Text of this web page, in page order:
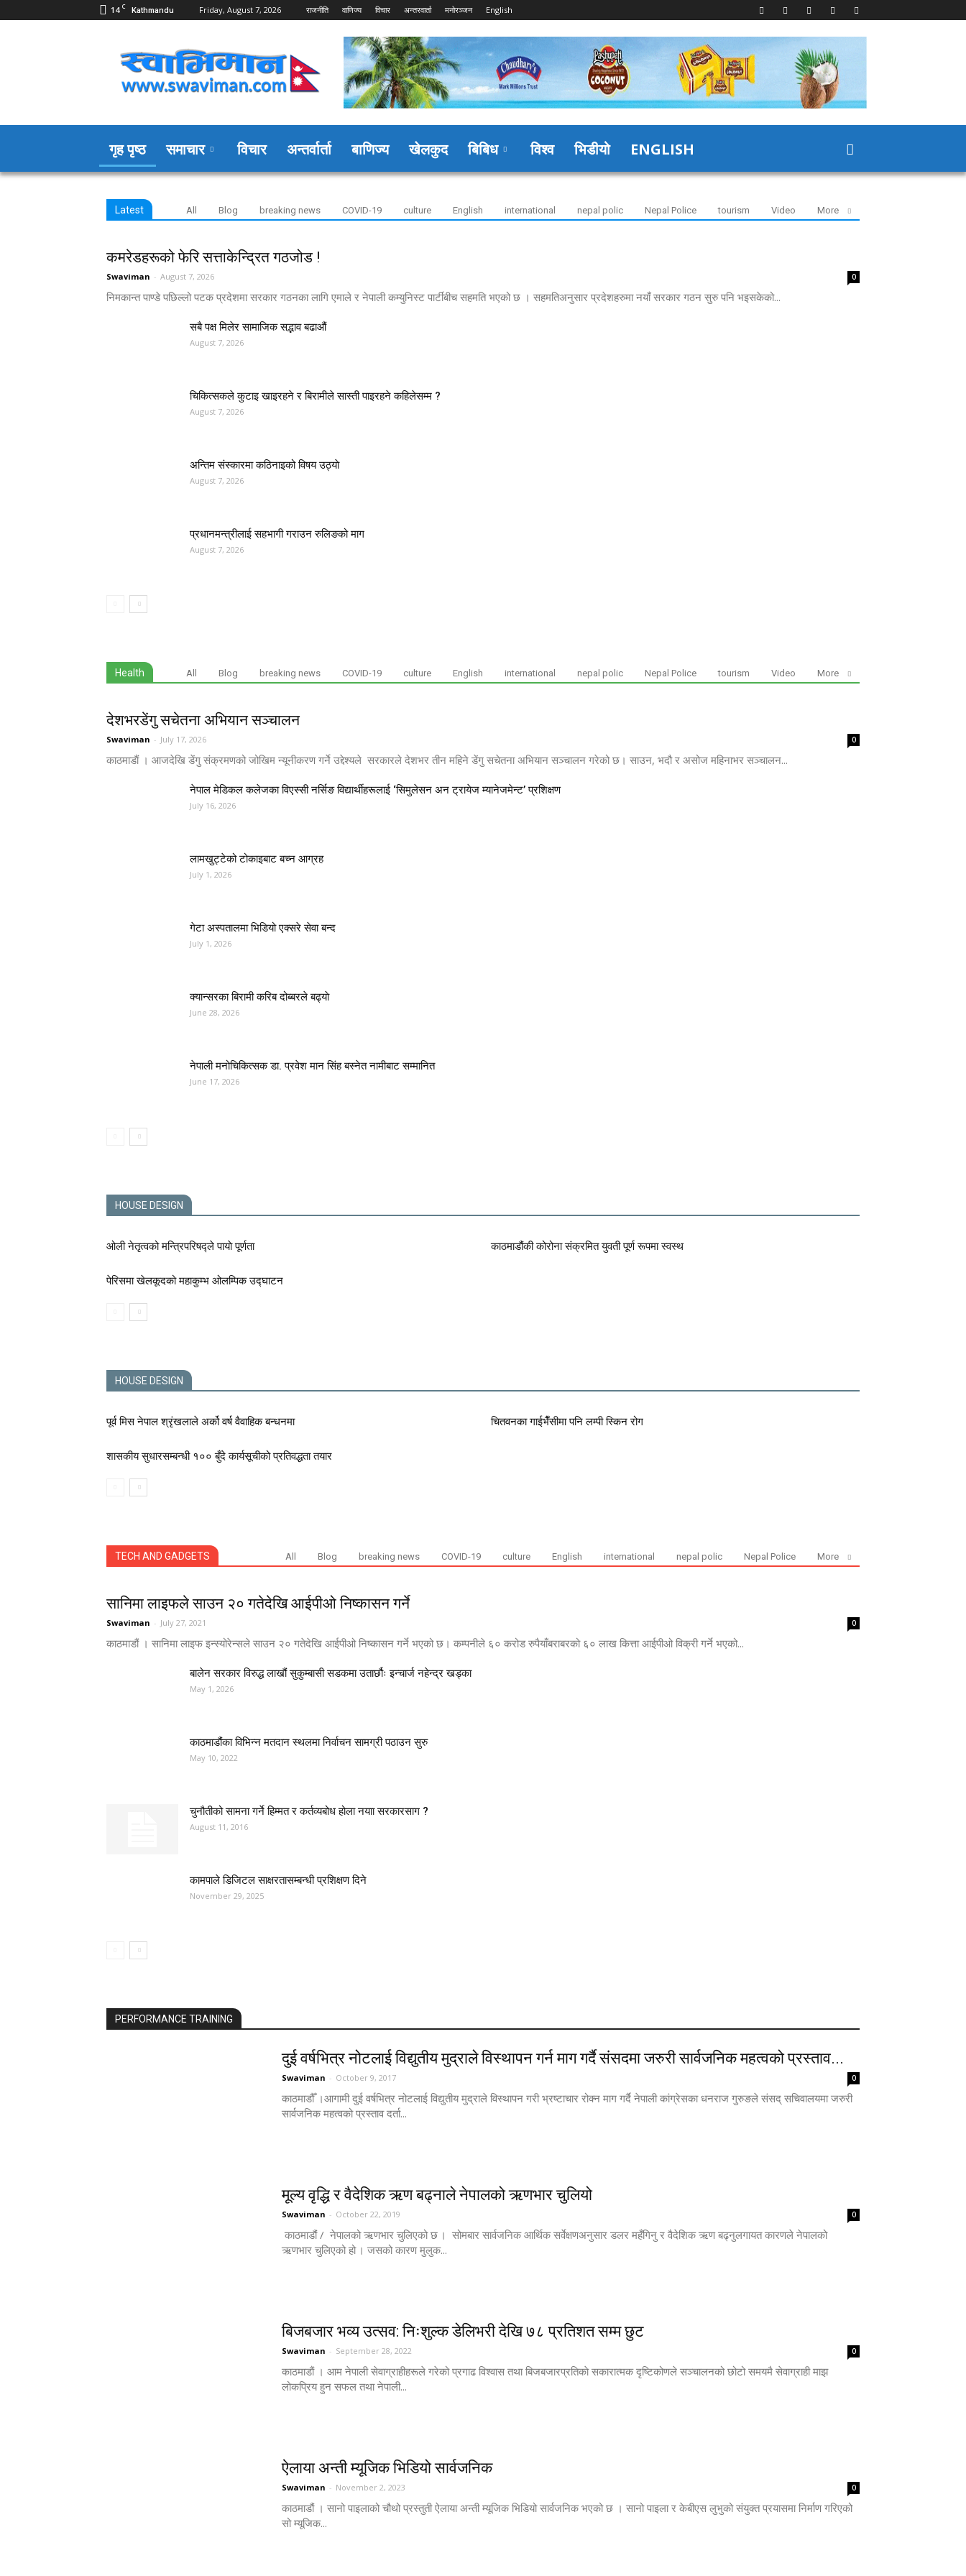
14 C Kathmandu Friday, August 7, 2026 राजनीति वाणिज्य विचार अन्तरवार्ता मनोरञ्जन English
Nepal
गृह पृष्ठ समाचार विचार अन्तर्वार्ता बाणिज्य खेलकुद बिबिध विश्व भिडीयो ENGLISH
Latest All Blog breaking news COVID-19 culture English international nepal polic Nepal Police tourism Video More
कमरेडहरूको फेरि सत्ताकेन्द्रित गठजोड !
Swaviman - August 7, 2026 0
निमकान्त पाण्डे पछिल्लो पटक प्रदेशमा सरकार गठनका लागि एमाले र नेपाली कम्युनिस्ट पार्टीबीच सहमति भएको छ । सहमतिअनुसार प्रदेशहरुमा नयाँ सरकार गठन सुरु पनि भइसकेको...
सबै पक्ष मिलेर सामाजिक सद्भाव बढाऔं
August 7, 2026
चिकित्सकले कुटाइ खाइरहने र बिरामीले सास्ती पाइरहने कहिलेसम्म ?
August 7, 2026
अन्तिम संस्कारमा कठिनाइको विषय उठ्याे
August 7, 2026
प्रधानमन्त्रीलाई सहभागी गराउन रुलिङको माग
August 7, 2026
Health All Blog breaking news COVID-19 culture English international nepal polic Nepal Police tourism Video More
देशभरडेंगु सचेतना अभियान सञ्चालन
Swaviman - July 17, 2026 0
काठमाडाैं । आजदेखि डेंगु संक्रमणको जोखिम न्यूनीकरण गर्ने उद्देश्यले सरकारले देशभर तीन महिने डेंगु सचेतना अभियान सञ्चालन गरेको छ। साउन, भदौ र असोज महिनाभर सञ्चालन...
नेपाल मेडिकल कलेजका विएस्सी नर्सिङ विद्यार्थीहरूलाई ‘सिमुलेसन अन ट्रायेज म्यानेजमेन्ट’ प्रशिक्षण
July 16, 2026
लामखुट्टेको टोकाइबाट बच्न आग्रह
July 1, 2026
गेटा अस्पतालमा भिडियो एक्सरे सेवा बन्द
July 1, 2026
क्यान्सरका बिरामी करिब दोब्बरले बढ्याे
June 28, 2026
नेपाली मनोचिकित्सक डा. प्रवेश मान सिंह बस्नेत नामीबाट सम्मानित
June 17, 2026
HOUSE DESIGN
ओली नेतृत्वको मन्त्रिपरिषद्ले पायाे पूर्णता काठमाडौंकी कोरोना संक्रमित युवती पूर्ण रूपमा स्वस्थ
पेरिसमा खेलकूदको महाकुम्भ ओलम्पिक उद्घाटन
HOUSE DESIGN
पूर्व मिस नेपाल श्रृंखलाले अर्को वर्ष वैवाहिक बन्धनमा चितवनका गाईभैँसीमा पनि लम्पी स्किन रोग
शासकीय सुधारसम्बन्धी १०० बुँदे कार्यसूचीको प्रतिवद्धता तयार
TECH AND GADGETS All Blog breaking news COVID-19 culture English international nepal polic Nepal Police More
सानिमा लाइफले साउन २० गतेदेखि आईपीओ निष्कासन गर्ने
Swaviman - July 27, 2021 0
काठमाडौं । सानिमा लाइफ इन्स्योरेन्सले साउन २० गतेदेखि आईपीओ निष्कासन गर्ने भएको छ। कम्पनीले ६० करोड रुपैयाँबराबरको ६० लाख कित्ता आईपीओ विक्री गर्ने भएको...
बालेन सरकार विरुद्ध लाखौं सुकुम्बासी सडकमा उतार्छौः इन्चार्ज नहेन्द्र खड्का
May 1, 2026
काठमाडौंका विभिन्न मतदान स्थलमा निर्वाचन सामग्री पठाउन सुरु
May 10, 2022
चुनौतीको सामना गर्ने हिम्मत र कर्तव्यबोध होला नयाा सरकारसाग ?
August 11, 2016
कामपाले डिजिटल साक्षरतासम्बन्धी प्रशिक्षण दिने
November 29, 2025
PERFORMANCE TRAINING
दुई वर्षभित्र नोटलाई विद्युतीय मुद्राले विस्थापन गर्न माग गर्दै संसदमा जरुरी सार्वजनिक महत्वको प्रस्ताव...
Swaviman - October 9, 2017 0
काठमाडौँ ।आगामी दुई वर्षभित्र नोटलाई विद्युतीय मुद्राले विस्थापन गरी भ्रष्टाचार रोक्न माग गर्दै नेपाली कांग्रेसका धनराज गुरुङले संसद् सचिवालयमा जरुरी
सार्वजनिक महत्वको प्रस्ताव दर्ता...
मूल्य वृद्धि र वैदेशिक ऋण बढ्नाले नेपालको ऋणभार चुलियो
Swaviman - October 22, 2019 0
काठमाडौं / नेपालको ऋणभार चुलिएको छ । सोमबार सार्वजनिक आर्थिक सर्वेक्षणअनुसार डलर महँगिनु र वैदेशिक ऋण बढ्नुलगायत कारणले नेपालको
ऋणभार चुलिएको हो । जसको कारण मुलुक...
बिजबजार भव्य उत्सव: निःशुल्क डेलिभरी देखि ७८ प्रतिशत सम्म छुट
Swaviman - September 28, 2022 0
काठमाडाैं । आम नेपाली सेवाग्राहीहरूले गरेको प्रगाढ विश्वास तथा बिजबजारप्रतिकाे सकारात्मक दृष्टिकोणले सञ्चालनको छोटो समयमै सेवाग्राही माझ
लोकप्रिय हुन सफल तथा नेपाली...
ऐलाया अन्ती म्यूजिक भिडियो सार्वजनिक
Swaviman - November 2, 2023 0
काठमाडौं । सानो पाइलाको चौथो प्रस्तुती ऐलाया अन्ती म्यूजिक भिडियो सार्वजनिक भएको छ । सानो पाइला र केबीएस लुभुको संयुक्त प्रयासमा निर्माण गरिएको
सो म्यूजिक...